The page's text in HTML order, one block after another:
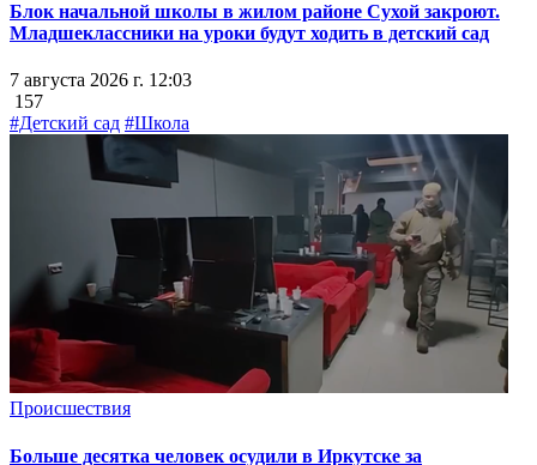
Блок начальной школы в жилом районе Сухой закроют.
Младшеклассники на уроки будут ходить в детский сад
7 августа 2026 г. 12:03
157
#Детский сад #Школа
Происшествия
Больше десятка человек осудили в Иркутске за